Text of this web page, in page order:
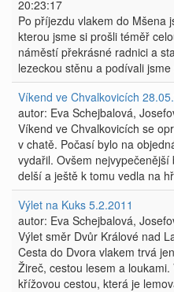
20:23:17
Po příjezdu vlakem do Mšena
kterou jsme si prošli téměř
náměstí překrásné radnici a
lezeckou stěnu a podívali jsme
Víkend ve Chvalkovicích
autor: Eva Schejbalová,
Víkend ve Chvalkovicích se
v chatě. Počasí bylo na
vydařil. Ovšem
delší a ještě k tomu vedla na hř
Výlet na Kuks 5.2.2011
autor: Eva Schejbalová,
Výlet směr Dvůr Králové nad
Cesta do Dvora vlakem trvá
Žireč, cestou lesem a
křížovou cestou, která je